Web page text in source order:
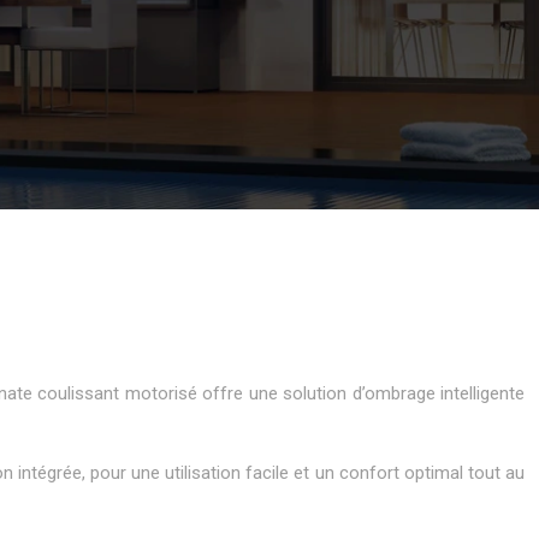
coulissant motorisé offre une solution d’ombrage intelligente
intégrée, pour une utilisation facile et un confort optimal tout au